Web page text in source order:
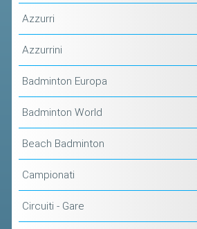
Azzurri
Azzurrini
Badminton Europa
Badminton World
Beach Badminton
Campionati
Circuiti - Gare